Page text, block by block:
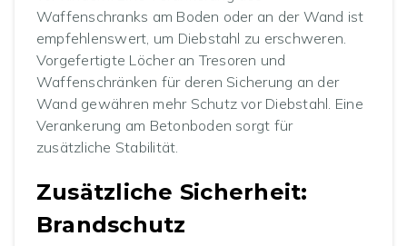
Waffenschranks am Boden oder an der Wand ist
empfehlenswert, um Diebstahl zu erschweren.
Vorgefertigte Löcher an Tresoren und
Waffenschränken für deren Sicherung an der
Wand gewähren mehr Schutz vor Diebstahl. Eine
Verankerung am Betonboden sorgt für
zusätzliche Stabilität.
Zusätzliche Sicherheit:
Brandschutz